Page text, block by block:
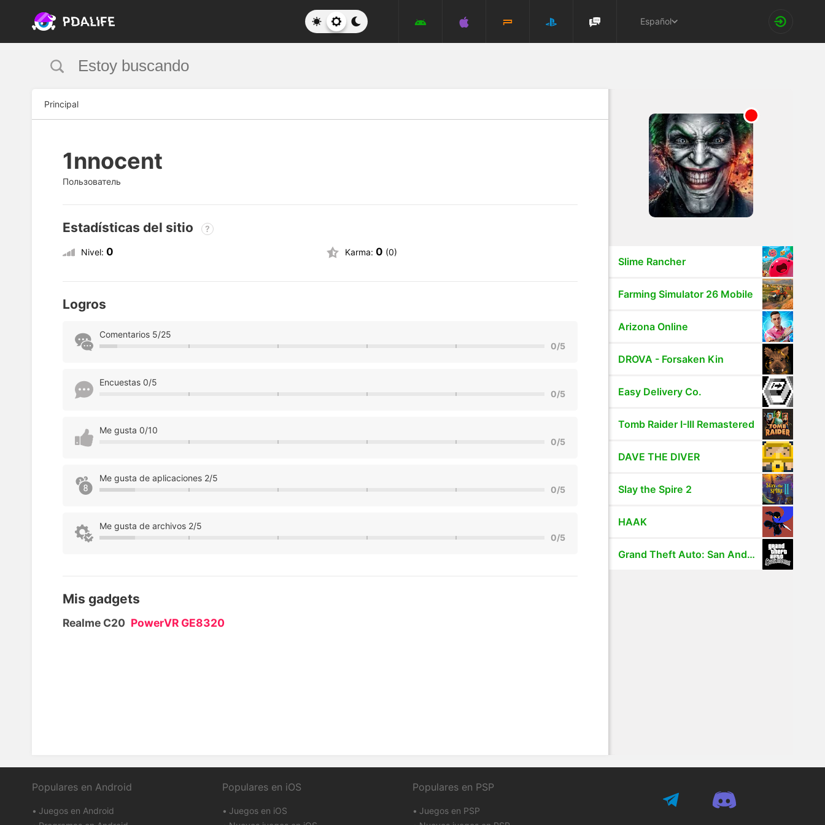
Español
Principal
1nnocent
Пользователь
Estadísticas del sitio ?
Nivel: 0 Karma: 0 (0)
Logros
Comentarios 5/25
0/5
Encuestas 0/5
0/5
Me gusta 0/10
0/5
Me gusta de aplicaciones 2/5
0/5
Me gusta de archivos 2/5
0/5
Mis gadgets
Realme C20 PowerVR GE8320
Slime Rancher
Farming Simulator 26 Mobile
Arizona Online
DROVA - Forsaken Kin
Easy Delivery Co.
Tomb Raider I-III Remastered
DAVE THE DIVER
Slay the Spire 2
HAAK
Grand Theft Auto: San Andreas
Populares en Android
Juegos en Android
Populares en iOS
Juegos en iOS
Populares en PSP
Juegos en PSP